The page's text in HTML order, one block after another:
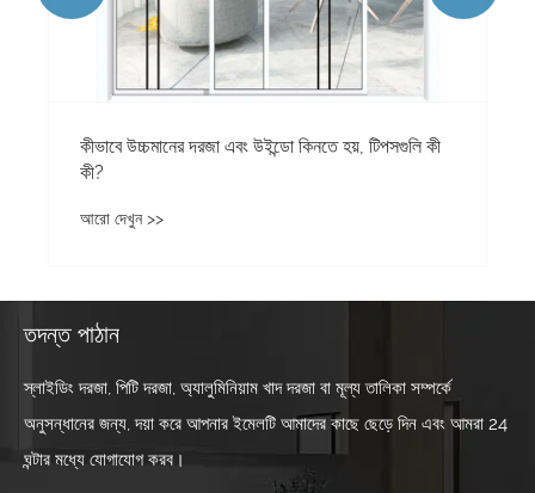
কীভাবে উচ্চমানের দরজা এবং উইন্ডো কিনতে হয়, টিপসগুলি কী
কী?
আরো দেখুন >>
তদন্ত পাঠান
স্লাইডিং দরজা, পিটি দরজা, অ্যালুমিনিয়াম খাদ দরজা বা মূল্য তালিকা সম্পর্কে
অনুসন্ধানের জন্য, দয়া করে আপনার ইমেলটি আমাদের কাছে ছেড়ে দিন এবং আমরা 24
ঘন্টার মধ্যে যোগাযোগ করব।